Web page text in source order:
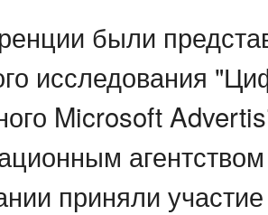
были
исследования
Microsoft
приняли